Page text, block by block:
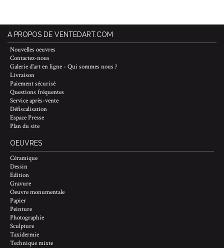
A PROPOS DE VENTEDART.COM
Nouvelles oeuvres
Contactez-nous
Galerie d'art en ligne - Qui sommes nous ?
Livraison
Paiement sécurisé
Questions fréquentes
Service après-vente
Défiscalisation
Espace Presse
Plan du site
OEUVRES
Céramique
Dessin
Edition
Gravure
Oeuvre monumentale
Papier
Peinture
Photographie
Sculpture
Taxidermie
Technique mixte